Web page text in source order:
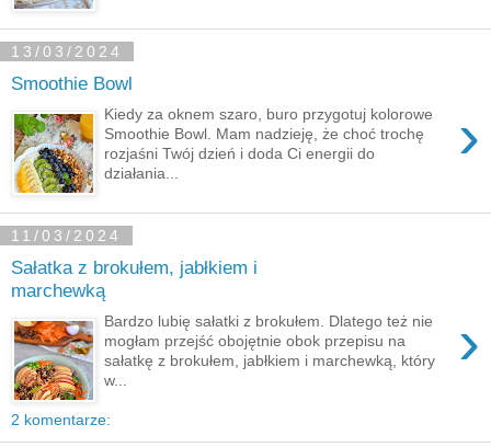
13/03/2024
Smoothie Bowl
›
Kiedy za oknem szaro, buro przygotuj kolorowe
Smoothie Bowl. Mam nadzieję, że choć trochę
rozjaśni Twój dzień i doda Ci energii do
działania...
11/03/2024
Sałatka z brokułem, jabłkiem i
marchewką
›
Bardzo lubię sałatki z brokułem. Dlatego też nie
mogłam przejść obojętnie obok przepisu na
sałatkę z brokułem, jabłkiem i marchewką, który
w...
2 komentarze: